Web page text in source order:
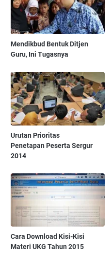
Mendikbud Bentuk Ditjen
Guru, Ini Tugasnya
Urutan Prioritas
Penetapan Peserta Sergur
2014
Cara Download Kisi-Kisi
Materi UKG Tahun 2015